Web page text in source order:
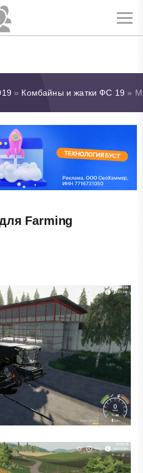
» Комбайны и жатки ФС 19 »
Farming